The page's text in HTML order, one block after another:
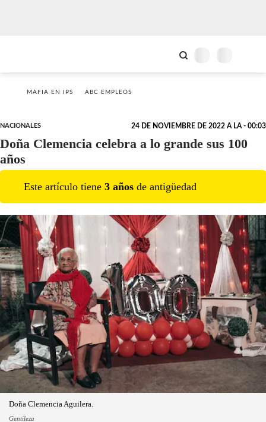
MAFIA EN IPS ABC EMPLEOS
NACIONALES 24 DE NOVIEMBRE DE 2022 A LA - 00:03
Doña Clemencia celebra a lo grande sus 100
años
Este artículo tiene 3 años de antigüedad
Doña Clemencia Aguilera.
Gentileza